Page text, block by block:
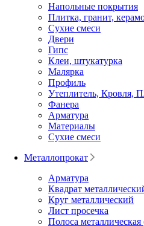
Напольные покрытия
Плитка, гранит,
Сухие смеси
Двери
Гипс
Клеи, штукатурка
Малярка
Профиль
Утеплитель, Кровля,
Фанера
Арматура
Материалы
Сухие смеси
Металлопрокат
Арматура
Квадрат
Круг металлический
Лист просечка
Полоса